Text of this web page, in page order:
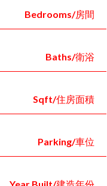
Bedrooms/房間
Baths/衛浴
Sqft/住房面積
Parking/車位
Year Built/建造年份